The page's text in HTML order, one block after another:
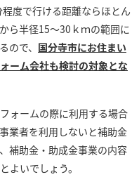
度で行ける距離ならほとん
ら半径15～30ｋｍの範囲に
で、 国分寺市にお住まい
ーム会社も検討の対象とな
ォームの際に利用する場合
業者を利用しないと補助金
補助金・助成金事業の内容
よいでしょう。